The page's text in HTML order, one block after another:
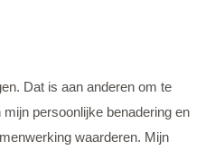
Dat is aan anderen om te
persoonlijke benadering en
waarderen. Mijn